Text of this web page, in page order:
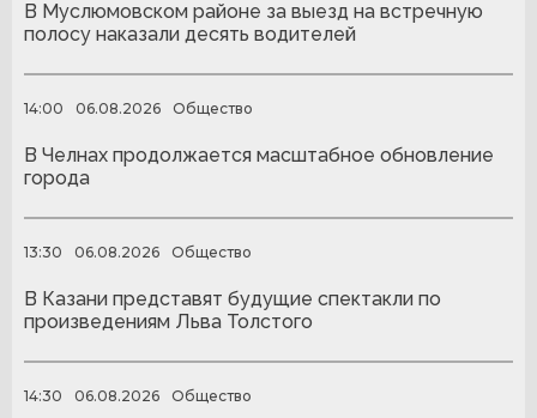
В Муслюмовском районе за выезд на встречную
полосу наказали десять водителей
14:00 06.08.2026 Общество
В Челнах продолжается масштабное обновление
города
13:30 06.08.2026 Общество
В Казани представят будущие спектакли по
произведениям Льва Толстого
14:30 06.08.2026 Общество